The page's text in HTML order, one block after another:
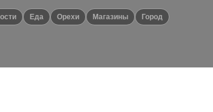
еда орехи магазины город